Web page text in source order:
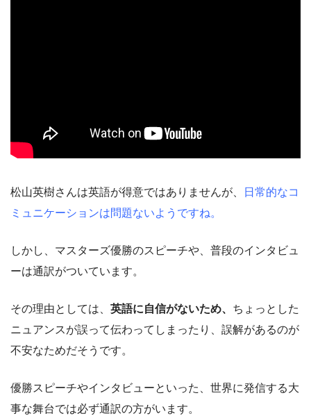
松山英樹さんは英語が得意ではありませんが、
日常的なコ
ミュニケーションは問題ないようですね。
しかし、マスターズ優勝のスピーチや、普段のインタビュ
ーは通訳がついています。
その理由としては、 英語に自信がないため、 ちょっとした
ニュアンスが誤って伝わってしまったり、誤解があるのが
不安なためだそうです。
優勝スピーチやインタビューといった、世界に発信する大
事な舞台では必ず通訳の方がいます。